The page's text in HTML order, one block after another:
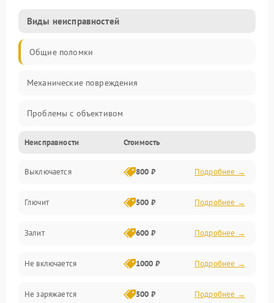
Виды неисправностей
Общие поломки
Механические повреждения
Проблемы с объективом
Электронные ошибки
Механические проблемы
Матрица и оптика
Питание и питание цепей
Проблемы с картами памяти
Объективы
Неисправности Стоимость
Выключается 800 ₽ Подробнее →
Глючит 500 ₽ Подробнее →
Залит 600 ₽ Подробнее →
Не включается 1000 ₽ Подробнее →
Не заряжается 500 ₽ Подробнее →